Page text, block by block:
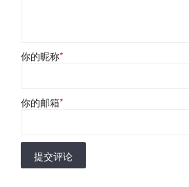
你的昵称*
你的邮箱*
提交评论